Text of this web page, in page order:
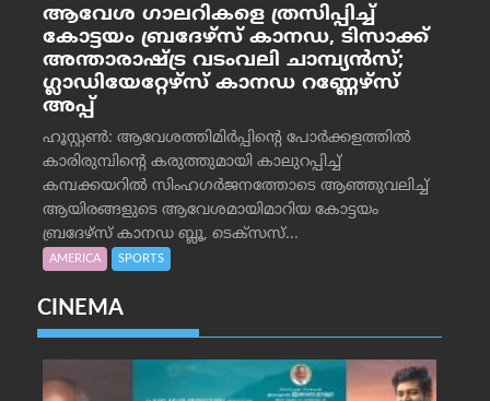
ആവേശ ഗാലറികളെ ത്രസിപ്പിച്ച്
കോട്ടയം ബ്രദേഴ്‌സ് കാനഡ, ടിസാക്ക്
അന്താരാഷ്ട്ര വടംവലി ചാമ്പ്യന്‍സ്;
ഗ്ലാഡിയേറ്റേഴ്‌സ് കാനഡ റണ്ണേഴ്‌സ്
അപ്പ്
ഹൂസ്റ്റണ്‍: ആവേശത്തിമിര്‍പ്പിന്റെ പോര്‍ക്കളത്തില്‍
കാരിരുമ്പിന്റെ കരുത്തുമായി കാലുറപ്പിച്ച്
കമ്പക്കയറില്‍ സിംഹഗര്‍ജനത്തോടെ ആഞ്ഞുവലിച്ച്
ആയിരങ്ങളുടെ ആവേശമായിമാറിയ കോട്ടയം
ബ്രദേഴ്‌സ് കാനഡ ബ്ലൂ, ടെക്‌സസ്...
AMERICA SPORTS
CINEMA